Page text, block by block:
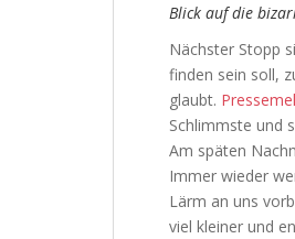
Blick auf die
Nächster Stopp
finden sein soll,
glaubt.
Schlimmste und
Am späten
Immer wieder
Lärm an uns
viel kleiner und